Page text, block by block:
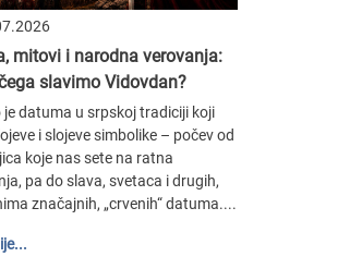
mitovi i narodna verovanja:
slavimo Vidovdan?
je datuma u srpskoj tradiciji koji
i slojeve simbolike – počev od
koje nas sete na ratna
pa do slava, svetaca i drugih,
značajnih, „crvenih“ datuma....